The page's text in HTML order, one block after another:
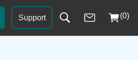
Support (0)